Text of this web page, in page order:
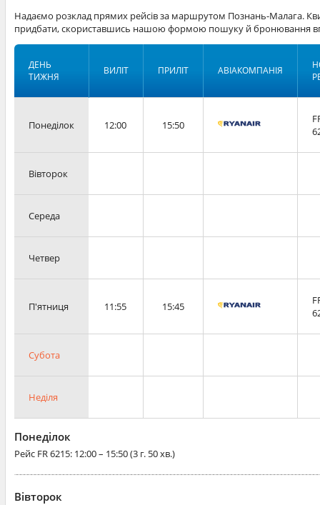
Надаємо розклад прямих рейсів за маршрутом Познань-Малага.
придбати, скориставшись нашою формою пошуку й бронювання
ДЕНЬ
ТИЖНЯ
ВИЛІТ ПРИЛІТ АВІАКОМПАНІЯ
Понеділок 12:00 15:50
Вівторок
Середа
Четвер
П'ятниця 11:55 15:45
Субота
Неділя
Понеділок
Рейс FR 6215: 12:00 – 15:50 (3 г. 50 хв.)
Вівторок